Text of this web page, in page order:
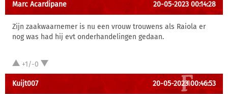
Marc Acardipane 20-05-2023 00:14:28
Zijn zaakwaarnemer is nu een vrouw trouwens als Raiola er
nog was had hij evt onderhandelingen gedaan.
+1/-0
Kuijt007 20-05-2023 00:46:53